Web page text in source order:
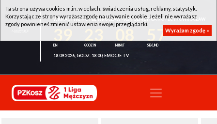
WKK ACTIVE HOTEL WROCŁAW - KSK QEMETICA NOTEĆ INOWROCŁAW
57
18.09.2026, GODZ. 18:00, EMOCJE TV
Ta strona używa cookies m.in. w celach: świadczenia usług, reklamy, statystyk.
Korzystając ze strony wyrażasz zgodę na używanie cookie. Jeżeli nie wyrażasz
zgody powinieneś zmienić ustawienia swojej przeglądarki.
Wyrażam zgodę »